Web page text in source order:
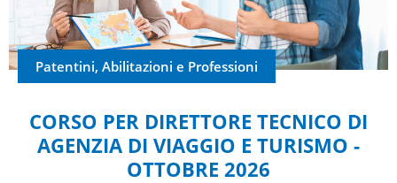
Patentini, Abilitazioni e Professioni
CORSO PER DIRETTORE TECNICO DI
AGENZIA DI VIAGGIO E TURISMO -
OTTOBRE 2026